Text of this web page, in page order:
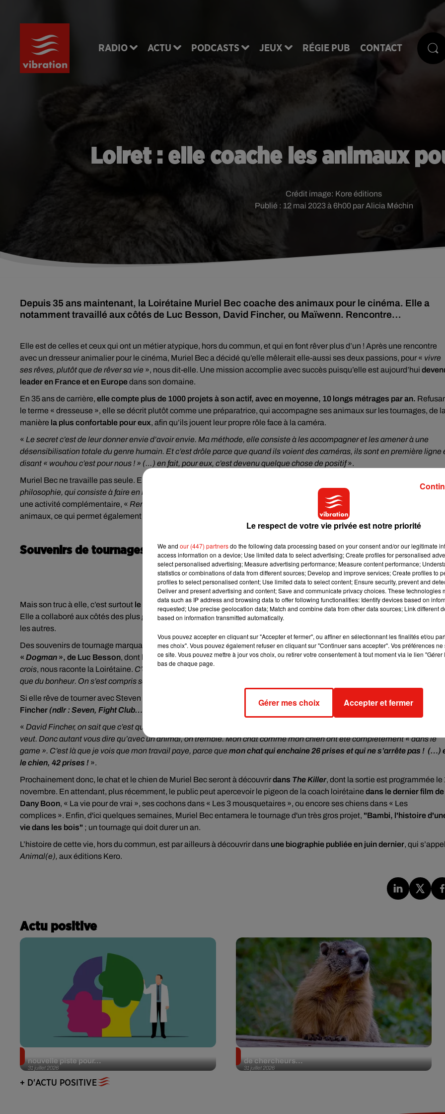
RADIO ACTU PODCASTS JEUX RÉGIE PUB CONTACT
Loiret : elle coache les animaux
Publié : 12 mai 2023 à 6h00 par Alicia Méchin
Crédit image: Kore éditions
Depuis 35 ans maintenant, la Loirétaine Muriel Bec coache des animaux pour le cinéma. Elle a
notamment travaillé aux côtés de Luc Besson, David Fincher, ou Maïwenn. Rencontre…
Elle est de celles et ceux qui ont un métier atypique, hors du commun, et qui en font rêver plus d’un ! Après une rencontre
avec un dresseur animalier pour le cinéma, Muriel Bec a décidé qu’elle mêlerait elle-aussi ses deux passions, pour « vivre
ses rêves, plutôt que de rêver sa vie », nous dit-elle. Une mission accomplie avec succès puisqu’elle est aujourd’hui
leader en France et en Europedans son domaine.
En 35 ans de carrière, elle compte plus de 1000 projets à son actif, avec en moyenne, 10 longs métrages par an.
le terme « dresseuse », elle se décrit plutôt comme une préparatrice, qui accompagne ses animaux sur les tournages, de la
manière la plus confortable pour eux, afin qu’ils jouent leur propre rôle face à la caméra.
« Le secret c’est de leur donner envie d’avoir envie. Ma méthode, elle consiste à les accompagner et les amener à une
désensibilisation totale du genre humain. Et c’est drôle parce que quand ils voient des caméras, ils sont en première ligne
disant « wouhou c’est pour nous ! » (…) en fait, pour eux, c’est devenu quelque chose de positif».
Muriel Bec ne travaille pas seule. Elle compte autour d’elle une armée d’animaliers confirmés, «
philosophie, qui consiste à faire en harmonie avec les animaux
», précise-t-elle. Avec eux, elle a pu développer il y a 8 ans
une activité complémentaire, « Rendez-vous en terre animale
». Le public est invité à venir partager un moment avec ses
animaux, ce qui permet également d’habituer les animaux aux humains qu’ils ne connaissent pas.
Souvenirs de tournages
Mais son truc à elle, c’est surtout le 7 èmeart. Muriel Bec affiche un CV impressionnant, ou plutôt devrait-on dire ses
Elle a collaboré aux côtés des plus grands réalisateurs ou acteurs ; des expériences toute plus enrichissantes les unes que
les autres.
Des souvenirs de tournage marquants, Muriel Bec en a des tonnes. Mais le plus récent concerne notammentle tournage
« Dogman », de Luc Besson, dont la sortie est prévue à la fin de l’année. «J’ai mis en scène pas moins de 180 chiens je
crois, nous raconte la Loirétaine. C’était un défi pharaonique
que du bonheur. On s’est compris sans parler (…) On a réussi à réaliser des actions juste incroyables. »
Si elle rêve de tourner avec Steven Spielberg, Muriel Bec ne cache pas son plaisir récent d’avoir pu travailler pour
Fincher (ndlr : Seven, Fight Club…).
« David Fincher, on sait que c’est quelqu’un qui enchaine les prises et qui ne s’arrête pas tant qu’il n’a pas obtenu ce qu’il
veut. Donc autant vous dire qu’avec un animal, on tremble. Mon chat comme mon chien ont été complètement « dans le
game ». C’est là que je vois que mon travail paye, parce quemon chat qui enchaine 26 prises et qui ne s’arrête pas ! (…)
le chien, 42 prises ! ».
Prochainement donc, le chat et le chien de Muriel Bec seront à découvrirdans The Killer, dont la sortie est programmée le
novembre. En attendant, plus récemment, le public peut apercevoir le pigeon de la coach loirétaine dans le dernier film de
Dany Boon, « La vie pour de vrai », ses cochons dans « Les 3 mousquetaires », ou encore ses chiens dans « Les
complices ». Enfin, d'ici quelques semaines, Muriel Bec entamera le tournage d'un très gros projet, "Bambi, l'histoire
vie dans les bois" ; un tournage qui doit durer un an.
L’histoire de cette vie, hors du commun, est par ailleurs à découvrir dans une biographie publiée en juin dernier, qui
Animal(e), aux éditions Kero.
Actu positive
31 juillet 2026
nouvelle piste pour...
31 juillet 2026
de chercheurs...
+ D'ACTU POSITIVE
Le respect de votre vie privée est notre priorité
We and our (447) partnersdo the following data processing based on your consent and/or our legitimate
access information on a device; Use limited data to select advertising; Create profiles for personalised
select personalised advertising; Measure advertising performance; Measure content performance;
statistics or combinations of data from different sources; Develop and improve services; Create profiles to
profiles to select personalised content; Use limited data to select content; Ensure security, prevent and
Deliver and present advertising and content; Save and communicate privacy choices. These technologies
data such as IP address and browsing data to offer following functionalities: Identify devices based on
requested; Use precise geolocation data; Match and combine data from other data sources; Link different
based on information transmitted automatically.
Vous pouvez accepter en cliquant sur "Accepter et fermer", ou affiner en sélectionnant les finalités et/ou
mes choix". Vous pouvez également refuser en cliquant sur "Continuer sans accepter". Vos préférences
ce site. Vous pouvez mettre à jour vos choix, ou retirer votre consentement à tout moment via le lien
bas de chaque page.
Gérer mes choix Accepter et fermer